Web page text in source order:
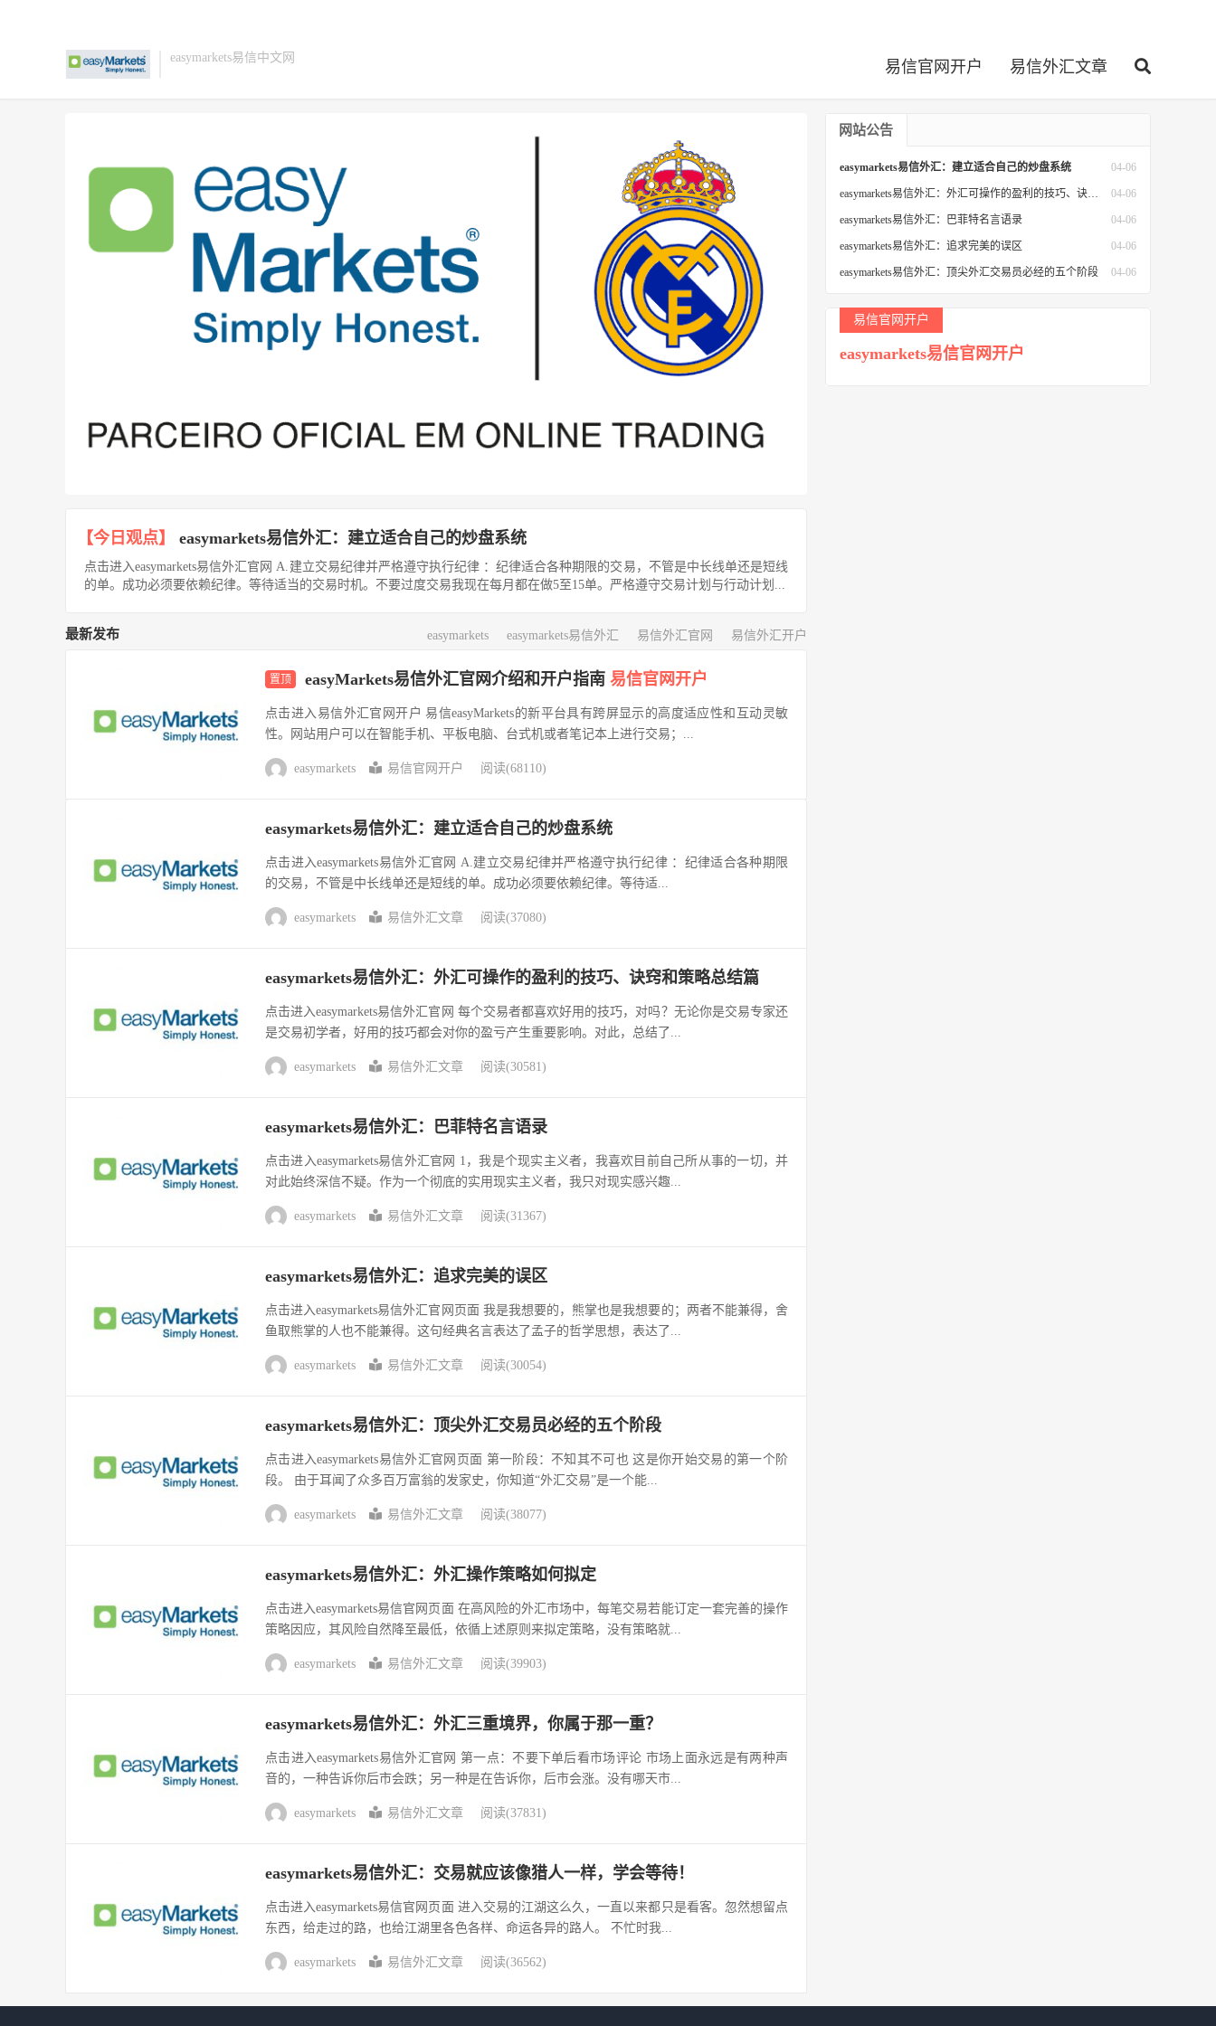
easymarkets易信中文网
易信官网开户 易信外汇文章
【今日观点】 easymarkets易信外汇：建立适合自己的炒盘系统
点击进入easymarkets易信外汇官网 A.建立交易纪律并严格遵守执行纪律 ：纪律适合各种期限的交易，不管是中长线单还是短线
的单。成功必须要依赖纪律。等待适当的交易时机。不要过度交易我现在每月都在做5至15单。严格遵守交易计划与行动计划...
最新发布 easymarkets easymarkets易信外汇 易信外汇官网 易信外汇开户
置顶 easyMarkets易信外汇官网介绍和开户指南 易信官网开户
点击进入易信外汇官网开户 易信easyMarkets的新平台具有跨屏显示的高度适应性和互动灵敏
性。网站用户可以在智能手机、平板电脑、台式机或者笔记本上进行交易；...
easymarkets 易信官网开户 阅读(68110)
easymarkets易信外汇：建立适合自己的炒盘系统
点击进入easymarkets易信外汇官网 A.建立交易纪律并严格遵守执行纪律 ：纪律适合各种期限
的交易，不管是中长线单还是短线的单。成功必须要依赖纪律。等待适...
easymarkets 易信外汇文章 阅读(37080)
easymarkets易信外汇：外汇可操作的盈利的技巧、诀窍和策略总结篇
点击进入easymarkets易信外汇官网 每个交易者都喜欢好用的技巧，对吗？无论你是交易专家还
是交易初学者，好用的技巧都会对你的盈亏产生重要影响。对此，总结了...
easymarkets 易信外汇文章 阅读(30581)
easymarkets易信外汇：巴菲特名言语录
点击进入easymarkets易信外汇官网 1，我是个现实主义者，我喜欢目前自己所从事的一切，并
对此始终深信不疑。作为一个彻底的实用现实主义者，我只对现实感兴趣...
easymarkets 易信外汇文章 阅读(31367)
easymarkets易信外汇：追求完美的误区
点击进入easymarkets易信外汇官网页面 我是我想要的，熊掌也是我想要的；两者不能兼得，舍
鱼取熊掌的人也不能兼得。这句经典名言表达了孟子的哲学思想，表达了...
easymarkets 易信外汇文章 阅读(30054)
easymarkets易信外汇：顶尖外汇交易员必经的五个阶段
点击进入easymarkets易信外汇官网页面 第一阶段：不知其不可也 这是你开始交易的第一个阶
段。 由于耳闻了众多百万富翁的发家史，你知道“外汇交易”是一个能...
easymarkets 易信外汇文章 阅读(38077)
easymarkets易信外汇：外汇操作策略如何拟定
点击进入easymarkets易信官网页面 在高风险的外汇市场中，每笔交易若能订定一套完善的操作
策略因应，其风险自然降至最低，依循上述原则来拟定策略，没有策略就...
easymarkets 易信外汇文章 阅读(39903)
easymarkets易信外汇：外汇三重境界，你属于那一重？
点击进入easymarkets易信外汇官网 第一点：不要下单后看市场评论 市场上面永远是有两种声
音的，一种告诉你后市会跌；另一种是在告诉你，后市会涨。没有哪天市...
easymarkets 易信外汇文章 阅读(37831)
easymarkets易信外汇：交易就应该像猎人一样，学会等待！
点击进入easymarkets易信官网页面 进入交易的江湖这么久，一直以来都只是看客。忽然想留点
东西，给走过的路，也给江湖里各色各样、命运各异的路人。 不忙时我...
easymarkets 易信外汇文章 阅读(36562)
网站公告
04-06
easymarkets易信外汇：建立适合自己的炒盘系统
04-06
easymarkets易信外汇：外汇可操作的盈利的技巧、诀窍和策略总结篇
04-06
easymarkets易信外汇：巴菲特名言语录
04-06
easymarkets易信外汇：追求完美的误区
04-06
easymarkets易信外汇：顶尖外汇交易员必经的五个阶段
易信官网开户
easymarkets易信官网开户